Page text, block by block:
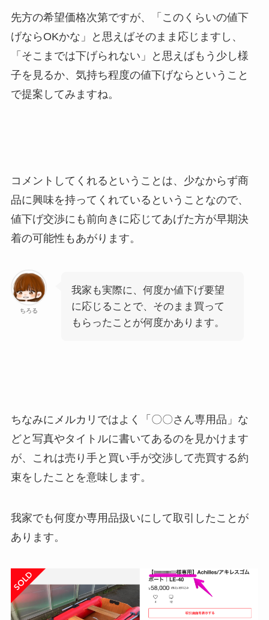
先方の希望価格次第ですが、「このくらいの値下
げならOKかな」と思えばそのまま応じますし、
「そこまでは下げられない」と思えばもう少し様
子を見るか、気持ち程度の値下げならということ
で提案してみますね。
コメントしてくれるということは、少なからず商
品に興味を持ってくれているということなので、
値下げ交渉にも前向きに応じてあげた方が早期決
着の可能性もあがります。
ちろる
我家も実際に、何度か値下げ要望
に応じることで、そのまま買って
もらったことが何度かあります。
ちなみにメルカリではよく「〇〇さん専用品」な
どと写真やタイトルに書いてあるのを見かけます
が、これは売り手と買い手が交渉して売買する約
束をしたことを意味します。
我家でも何度か専用品扱いにして取引したことが
あります。